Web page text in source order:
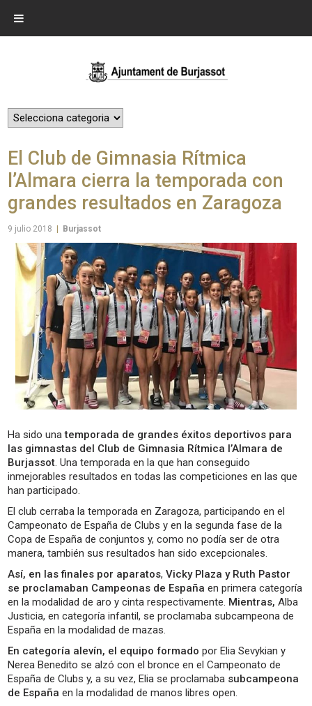
El Club de Gimnasia Rítmica
l’Almara cierra la temporada con
grandes resultados en Zaragoza
9 julio 2018 Burjassot
Ha sido unatemporada de grandes éxitos deportivos para
las gimnastas del Club de Gimnasia Rítmica l’Almara de
Burjassot. Una temporada en la que han conseguido
inmejorables resultados en todas las competiciones en las que
han participado.
El club cerraba la temporada en Zaragoza, participando en el
Campeonato de España de Clubs y en la segunda fase de la
Copa de España de conjuntos y, como no podía ser de otra
manera, también sus resultados han sido excepcionales.
Así, en las finales por aparatos, Vicky Plaza y Ruth Pastor
se proclamaban Campeonas de España en primera categoría
en la modalidad de aro y cinta respectivamente. Mientras, Alba
Justicia, en categoría infantil, se proclamaba subcampeona de
España en la modalidad de mazas.
En categoría alevín, el equipo formado por Elia Sevykian y
Nerea Benedito se alzó con el bronce en el Campeonato de
España de Clubs y, a su vez, Elia se proclamaba subcampeona
de España en la modalidad de manos libres open.